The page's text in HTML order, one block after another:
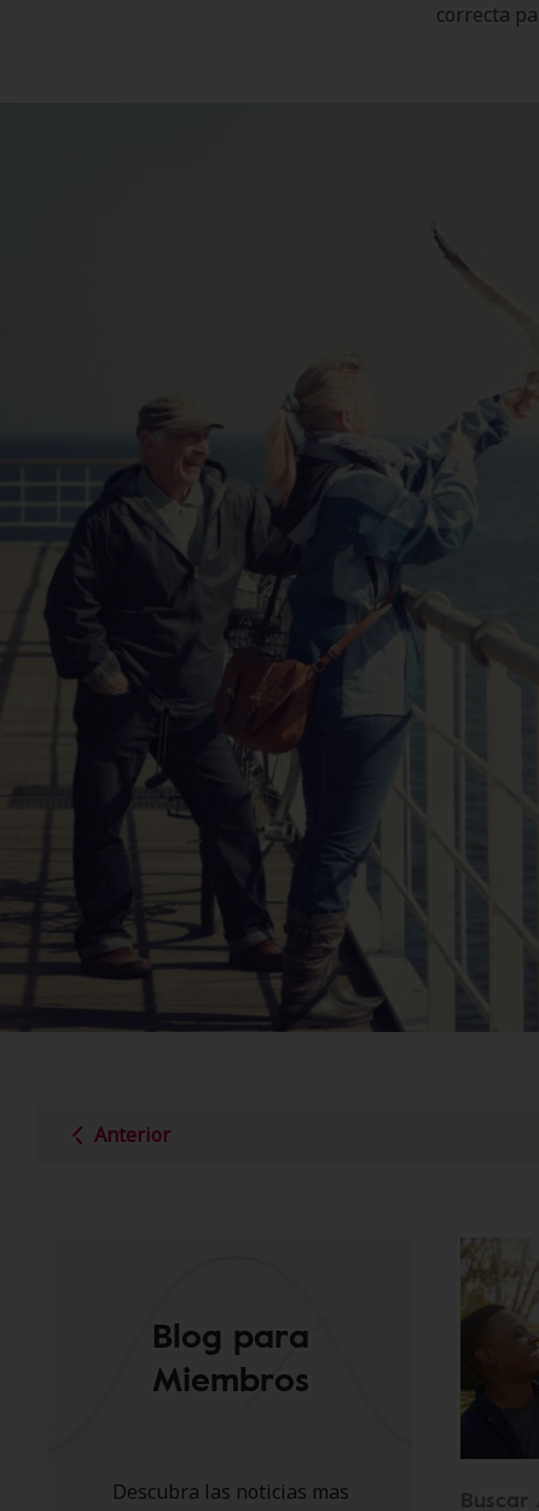
correcta
Anterior
Blog para
Miembros
Descubra las noticias mas